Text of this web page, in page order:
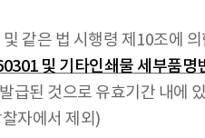
같은 법 시행령 제10조에 의
및 기타인쇄물 세부품
된 것으로 유효기간 내에
자에서 제외)